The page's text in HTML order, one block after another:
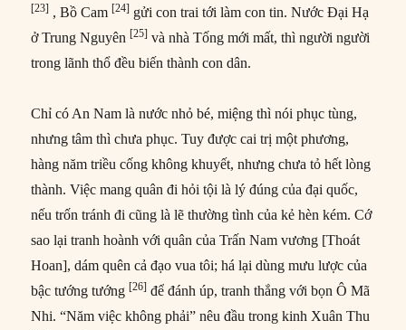
[23] , Bồ Cam[24] gửi con trai tới làm con tin. Nước Đại Hạ
ở Trung Nguyên[25] và nhà Tống mới mất, thì người người
trong lãnh thổ đều biến thành con dân.
Chỉ có An Nam là nước nhỏ bé, miệng thì nói phục tùng,
nhưng tâm thì chưa phục. Tuy được cai trị một phương,
hàng năm triều cống không khuyết, nhưng chưa tỏ hết lòng
thành. Việc mang quân đi hỏi tội là lý đúng của đại quốc,
nếu trốn tránh đi cũng là lẽ thường tình của kẻ hèn kém. Cớ
sao lại tranh hoành với quân của Trấn Nam vương [Thoát
Hoan], dám quên cả đạo vua tôi; há lại dùng mưu lược của
bậc tướng tướng[26] để đánh úp, tranh thắng với bọn Ô Mã
Nhi. “Năm việc không phải” nêu đầu trong kinh Xuân Thu